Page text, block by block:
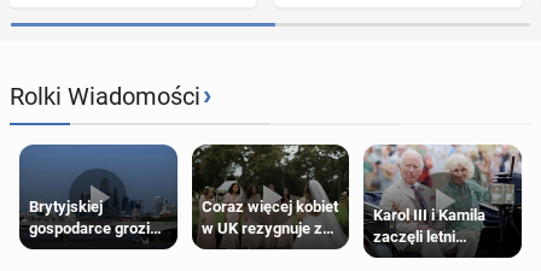
Rolki Wiadomości›
Brytyjskiej
gospodarce grozi
recesja, jeśli
Coraz więcej kobiet
w UK rezygnuje z
roli druhny na
Karol III i Kamila
zaczęli letni
odpoczynek po